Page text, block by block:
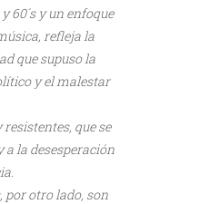
60´s y un enfoque
refleja la
que supuso la
y el malestar
que se
a la desesperación
por otro lado, son